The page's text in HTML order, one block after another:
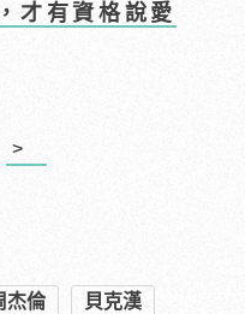
才有資格說愛
>
杰倫 貝克漢